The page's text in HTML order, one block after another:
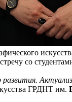
со
ГРДНТ им.